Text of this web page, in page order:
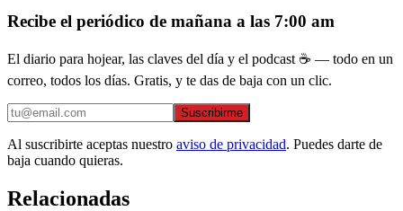
Recibe el periódico de mañana a las 7:00 am
El diario para hojear, las claves del día y el podcast ☕ — todo en un
correo, todos los días. Gratis, y te das de baja con un clic.
Suscribirme
Al suscribirte aceptas nuestro aviso de privacidad. Puedes darte de
baja cuando quieras.
Relacionadas